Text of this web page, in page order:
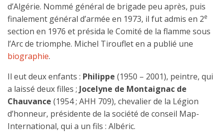
d’Algérie. Nommé général de brigade peu après, puis
finalement général d’armée en 1973, il fut admis en 2e
section en 1976 et présida le Comité de la flamme sous
l’Arc de triomphe. Michel Tirouflet en a publié une
biographie.
Il eut deux enfants : Philippe (1950 – 2001), peintre, qui
a laissé deux filles ; Jocelyne de Montaignac de
Chauvance (1954 ; AHH 709), chevalier de la Légion
d’honneur, présidente de la société de conseil Map-
International, qui a un fils : Albéric.